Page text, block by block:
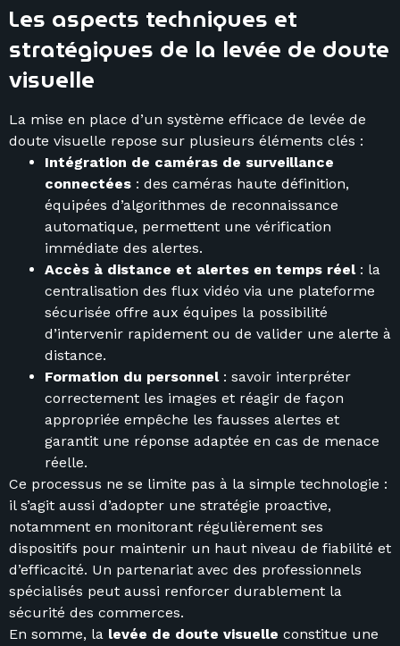
Les aspects techniques et
stratégiques de la levée de doute
visuelle
La mise en place d’un système efficace de levée de
doute visuelle repose sur plusieurs éléments clés :
Intégration de caméras de surveillance
connectées : des caméras haute définition,
équipées d’algorithmes de reconnaissance
automatique, permettent une vérification
immédiate des alertes.
Accès à distance et alertes en temps réel: la
centralisation des flux vidéo via une plateforme
sécurisée offre aux équipes la possibilité
d’intervenir rapidement ou de valider une alerte à
distance.
Formation du personnel: savoir interpréter
correctement les images et réagir de façon
appropriée empêche les fausses alertes et
garantit une réponse adaptée en cas de menace
réelle.
Ce processus ne se limite pas à la simple technologie :
il s’agit aussi d’adopter une stratégie proactive,
notamment en monitorant régulièrement ses
dispositifs pour maintenir un haut niveau de fiabilité et
d’efficacité. Un partenariat avec des professionnels
spécialisés peut aussi renforcer durablement la
sécurité des commerces.
En somme, la levée de doute visuelle constitue une